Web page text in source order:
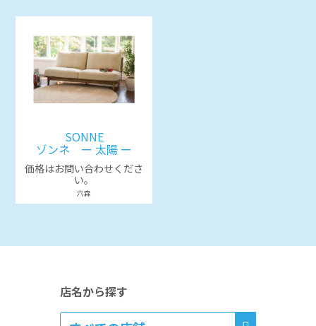
SONNE
ゾンネ ー 太陽 ー
価格はお問い合わせくださ
い。
六森
店名から探す